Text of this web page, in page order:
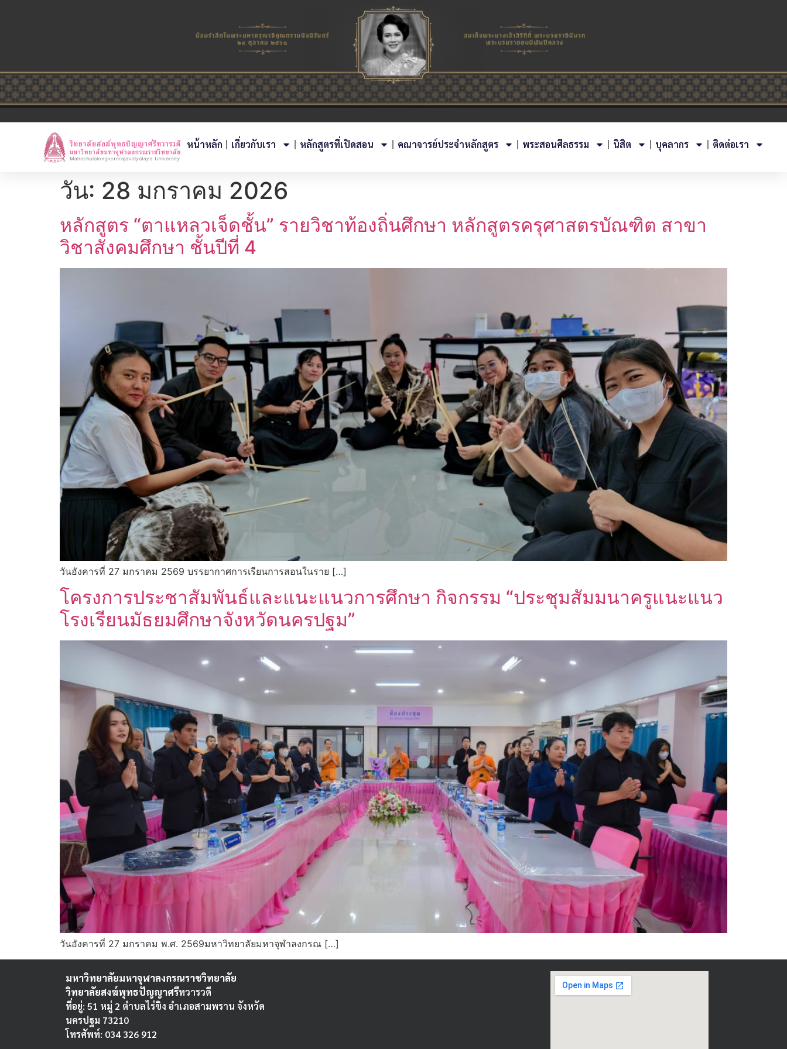
หน้าหลัก เกี่ยวกับเรา หลักสูตรที่เปิดสอน คณาจารย์ประจำหลักสูตร พระสอนศีลธรรม นิสิต บุคลากร ติดต่อเรา
วัน: 28 มกราคม 2026
หลักสูตร “ตาแหลวเจ็ดชั้น” รายวิชาท้องถิ่นศึกษา หลักสูตรครุศาสตรบัณฑิต สาขา
วิชาสังคมศึกษา ชั้นปีที่ 4
วันอังคารที่ 27 มกราคม 2569 บรรยากาศการเรียนการสอนในราย […]
โครงการประชาสัมพันธ์และแนะแนวการศึกษา กิจกรรม “ประชุมสัมมนาครูแนะแนว
โรงเรียนมัธยมศึกษาจังหวัดนครปฐม”
วันอังคารที่ 27 มกราคม พ.ศ. 2569มหาวิทยาลัยมหาจุฬาลงกรณ […]
มหาวิทยาลัยมหาจุฬาลงกรณราชวิทยาลัย
วิทยาลัยสงฆ์พุทธปัญญาศรีทวารวดี
ที่อยู่: 51 หมู่ 2 ตำบลไร่ขิง อำเภอสามพราน จังหวัด
นครปฐม 73210
โทรศัพท์: 034 326 912